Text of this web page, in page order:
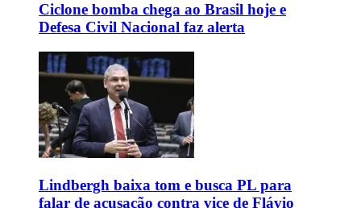
Ciclone bomba chega ao Brasil hoje e
Defesa Civil Nacional faz alerta
Lindbergh baixa tom e busca PL para
falar de acusação contra vice de Flávio